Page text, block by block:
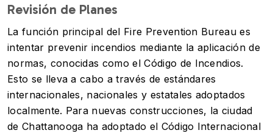
Revisión de Planes
La función principal del Fire Prevention Bureau es
intentar prevenir incendios mediante la aplicación de
normas, conocidas como el Código de Incendios.
Esto se lleva a cabo a través de estándares
internacionales, nacionales y estatales adoptados
localmente. Para nuevas construcciones, la ciudad
de Chattanooga ha adoptado el Código Internacional